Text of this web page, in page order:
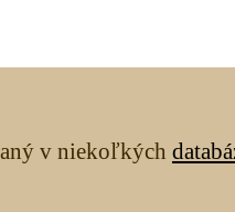
v niekoľkých